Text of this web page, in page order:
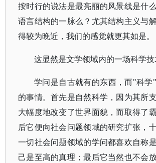
按时行的说法是最亮丽的风景线是什
语言结构的一脉么？尤其结构主义与
得较为晚近，我们的感觉就更其如是。
这显然是文学领域内的一场科学技
学问是自古就有的东西，而"科
的事情。首先是自然科学，因为其所
大幅度地改变了世界面貌，而取得了
后它便向社会问题领域的研究扩张，
一切社会问题领域的学问都喜欢自称
己是至高的真理；最后它当然也不会